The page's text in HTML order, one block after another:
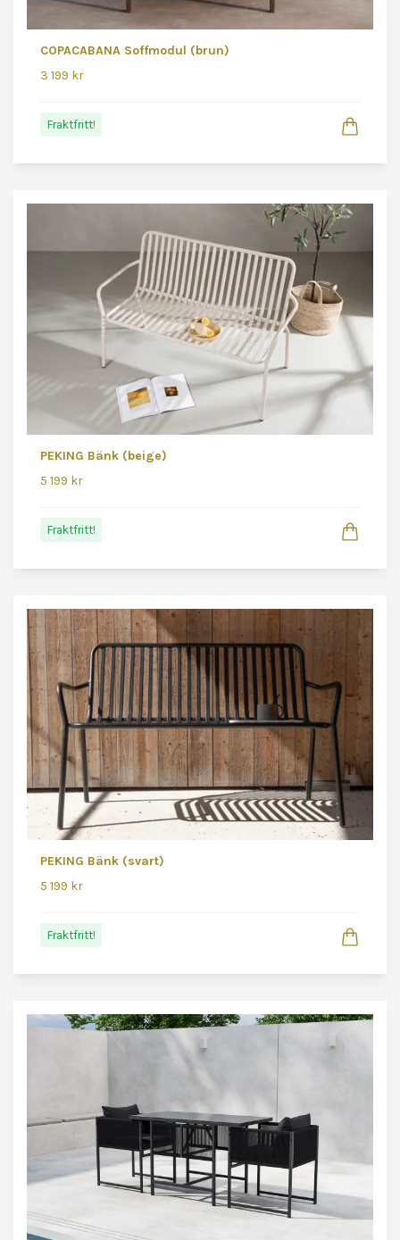
COPACABANA Soffmodul (brun)
3 199 kr
Fraktfritt!
PEKING Bänk (beige)
5 199 kr
Fraktfritt!
PEKING Bänk (svart)
5 199 kr
Fraktfritt!